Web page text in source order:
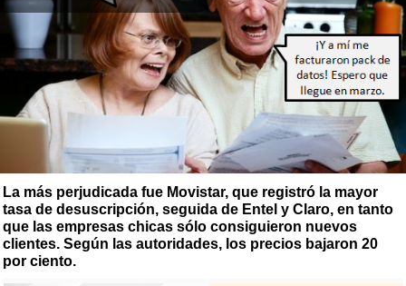
La más perjudicada fue Movistar, que registró la mayor
tasa de desuscripción, seguida de Entel y Claro, en tanto
que las empresas chicas sólo consiguieron nuevos
clientes. Según las autoridades, los precios bajaron 20
por ciento.